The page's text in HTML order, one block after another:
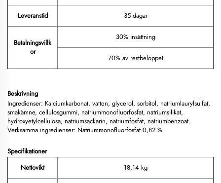
Leveranstid 35 dagar
Betalningsvillk
or
30% insättning
70% av restbeloppet
Beskrivning
Ingredienser: Kalciumkarbonat, vatten, glycerol, sorbitol, natriumlaurylsulfat,
smakämne, cellulosgummi, natriummonofluorfosfat, natriumsilikat,
hydroxyetylcellulosa, natriumsackarin, natriumfosfat, natriumbenzoat.
Verksamma ingredienser: Natriummonofluorfosfat 0,82 %
Specifikationer
Nettovikt
18,14 kg